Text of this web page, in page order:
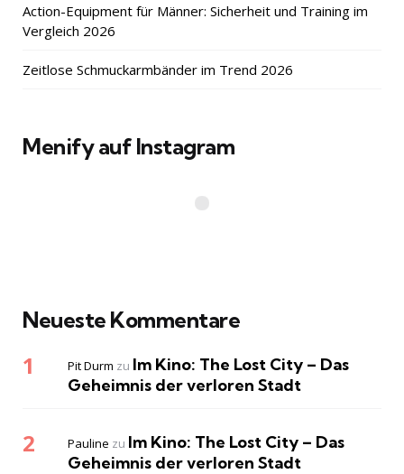
Action-Equipment für Männer: Sicherheit und Training im
Vergleich 2026
Zeitlose Schmuckarmbänder im Trend 2026
Menify auf Instagram
Neueste Kommentare
Pit Durm zu Im Kino: The Lost City – Das
Geheimnis der verloren Stadt
Pauline zu Im Kino: The Lost City – Das
Geheimnis der verloren Stadt